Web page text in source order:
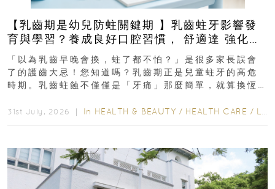
【乳齒期是幼兒防蛀關鍵期 】乳齒蛀牙影響發
育與學習？養成良好口腔習慣， 舒適達 強化琺
瑯質 兒童牙膏防護指南
「以為乳齒早晚會換，蛀了都不怕？」是很多家長誤會
了的護齒大忌！您知道嗎？乳齒期正是兒童蛀牙的高危
時期。乳齒蛀蝕不僅僅是「牙痛」那麼簡單，就算換恆
31st July, 2026 ｜ In HEALTH & BEAUTY / HEALTH CARE / LIFESTYLE